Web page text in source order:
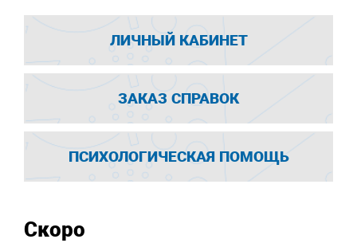
ЛИЧНЫЙ КАБИНЕТ
ЗАКАЗ СПРАВОК
ПСИХОЛОГИЧЕСКАЯ ПОМОЩЬ
Скоро